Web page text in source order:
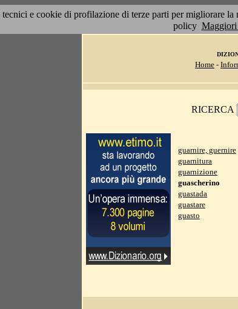
e cookie di profilazione di terze parti per migliorare
policy
Home -
RICERCA
guarnire, guernire
guarnitura
guarnizione
guascherino
guastada
guastare
guasto